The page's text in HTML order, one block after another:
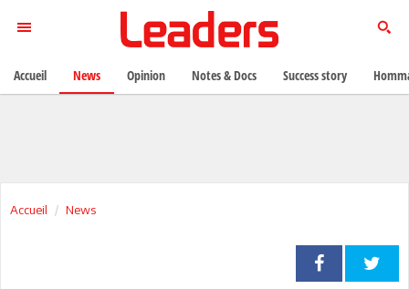
Accueil News
Accueil News Opinion Notes & Docs Success story